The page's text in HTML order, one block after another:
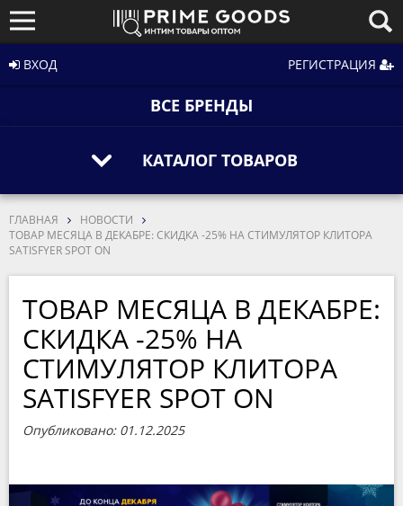
ВХОД РЕГИСТРАЦИЯ
ВСЕ БРЕНДЫ
КАТАЛОГ ТОВАРОВ
ГЛАВНАЯ
НОВОСТИ
ТОВАР МЕСЯЦА В ДЕКАБРЕ: СКИДКА -25% НА СТИМУЛЯТОР КЛИТОРА
SATISFYER SPOT ON
ТОВАР МЕСЯЦА В ДЕКАБРЕ:
СКИДКА -25% НА
СТИМУЛЯТОР КЛИТОРА
SATISFYER SPOT ON
Опубликовано: 01.12.2025